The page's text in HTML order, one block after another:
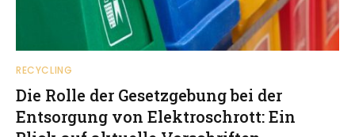
RECYCLING
Die Rolle der Gesetzgebung bei der
Entsorgung von Elektroschrott: Ein